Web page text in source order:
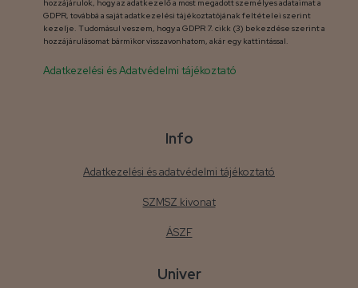
hozzájárulok, hogy az adatkezelő a most megadott személyes adataimat a
GDPR, továbbá a saját adatkezelési tájékoztatójának feltételei szerint
kezelje. Tudomásul veszem, hogy a GDPR 7. cikk (3) bekezdése szerint a
hozzájárulásomat bármikor visszavonhatom, akár egy kattintással.
Adatkezelési és Adatvédelmi tájékoztató
Info
Adatkezelési és adatvédelmi tájékoztató
SZMSZ kivonat
ÁSZF
Univer